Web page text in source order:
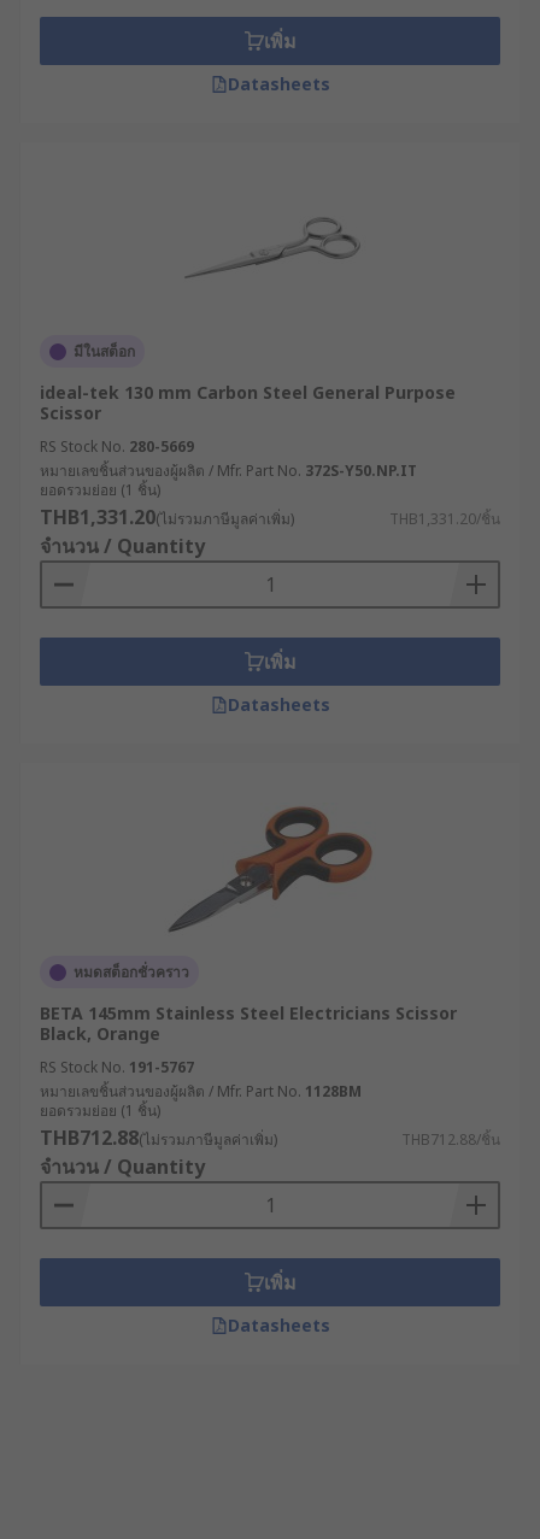
เพิ่ม
Datasheets
มีในสต็อก
ideal-tek 130 mm Carbon Steel General Purpose
Scissor
RS Stock No. 280-5669
หมายเลขชิ้นส่วนของผู้ผลิต / Mfr. Part No. 372S-Y50.NP.IT
ยอดรวมย่อย (1 ชิ้น)
THB1,331.20(ไม่รวมภาษีมูลค่าเพิ่ม) THB1,331.20/ชิ้น
จำนวน / Quantity
เพิ่ม
Datasheets
หมดสต็อกชั่วคราว
BETA 145mm Stainless Steel Electricians Scissor
Black, Orange
RS Stock No. 191-5767
หมายเลขชิ้นส่วนของผู้ผลิต / Mfr. Part No. 1128BM
ยอดรวมย่อย (1 ชิ้น)
THB712.88(ไม่รวมภาษีมูลค่าเพิ่ม) THB712.88/ชิ้น
จำนวน / Quantity
เพิ่ม
Datasheets